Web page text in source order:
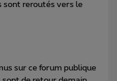
sont reroutés vers le
sur ce forum publique